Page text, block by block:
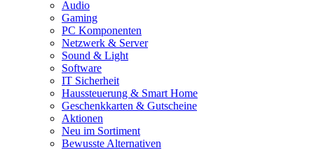
Audio
Gaming
PC Komponenten
Netzwerk & Server
Sound & Light
Software
IT Sicherheit
Haussteuerung & Smart Home
Geschenkkarten & Gutscheine
Aktionen
Neu im Sortiment
Bewusste Alternativen